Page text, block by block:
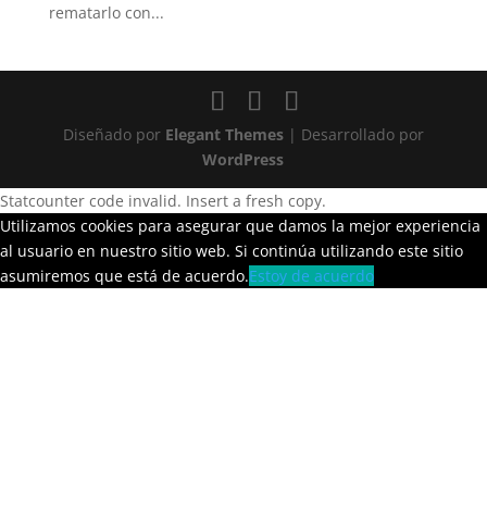
rematarlo con...
Diseñado por Elegant Themes| Desarrollado por
WordPress
Statcounter code invalid. Insert a fresh copy.
Utilizamos cookies para asegurar que damos la mejor experiencia
al usuario en nuestro sitio web. Si continúa utilizando este sitio
asumiremos que está de acuerdo.Estoy de acuerdo